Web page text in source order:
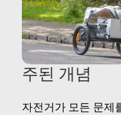
주된 개념
자전거가 모든 문제